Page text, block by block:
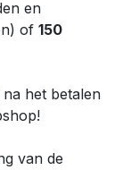
en
of 150
na het betalen
van de